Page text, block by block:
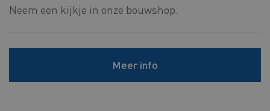
Neem een kijkje in onze bouwshop.
Meer info